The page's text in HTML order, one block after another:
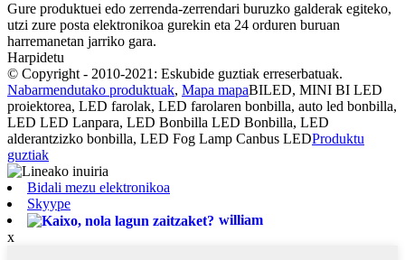
Gure produktuei edo zerrenda-zerrendari buruzko galderak egiteko,
utzi zure posta elektronikoa gurekin eta 24 orduren buruan
harremanetan jarriko gara.
Harpidetu
© Copyright - 2010-2021: Eskubide guztiak erreserbatuak.
Nabarmendutako produktuak, Mapa mapaBILED, MINI BI LED
proiektorea, LED farolak, LED farolaren bonbilla, auto led bonbilla,
LED LED Lanpara, LED Bonbilla LED Bonbilla, LED
alderantzizko bonbilla, LED Fog Lamp Canbus LEDProduktu
guztiak
Bidali mezu elektronikoa
Skyype
william
x